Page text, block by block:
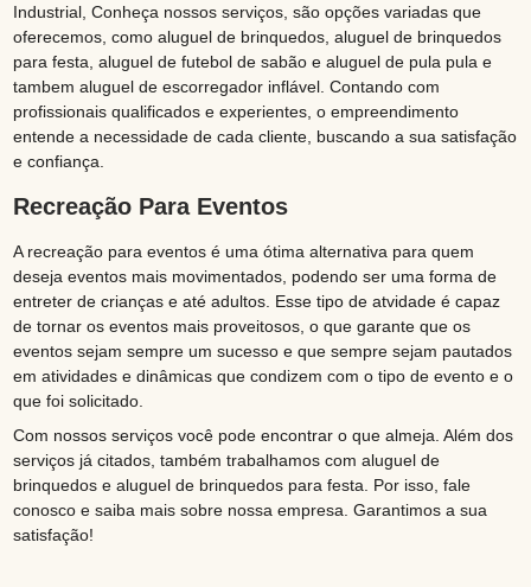
Industrial, Conheça nossos serviços, são opções variadas que
oferecemos, como aluguel de brinquedos, aluguel de brinquedos
para festa, aluguel de futebol de sabão e aluguel de pula pula e
tambem aluguel de escorregador inflável. Contando com
profissionais qualificados e experientes, o empreendimento
entende a necessidade de cada cliente, buscando a sua satisfação
e confiança.
Recreação Para Eventos
A recreação para eventos é uma ótima alternativa para quem
deseja eventos mais movimentados, podendo ser uma forma de
entreter de crianças e até adultos. Esse tipo de atvidade é capaz
de tornar os eventos mais proveitosos, o que garante que os
eventos sejam sempre um sucesso e que sempre sejam pautados
em atividades e dinâmicas que condizem com o tipo de evento e o
que foi solicitado.
Com nossos serviços você pode encontrar o que almeja. Além dos
serviços já citados, também trabalhamos com aluguel de
brinquedos e aluguel de brinquedos para festa. Por isso, fale
conosco e saiba mais sobre nossa empresa. Garantimos a sua
satisfação!